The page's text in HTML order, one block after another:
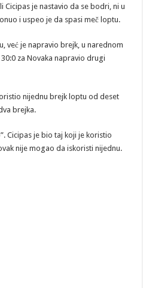
Cicipas je nastavio da se bodri, ni u
i uspeo je da spasi meč loptu.
već je napravio brejk, u narednom
za Novaka napravio drugi
nijednu brejk loptu od deset
brejka.
Cicipas je bio taj koji je koristio
nije mogao da iskoristi nijednu.